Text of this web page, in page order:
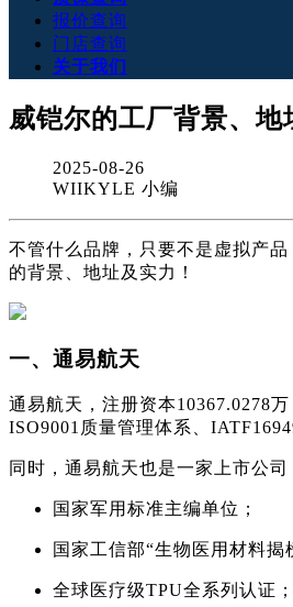
报价查询
门店查询
关于我们
威铠尔的工厂背景、地
2025-08-26
WIIKYLE 小编
不管什么品牌，只要不是虚拟产
的背景、地址及实力！
一、通易航天
通易航天，注册资本10367.0278
ISO9001质量管理体系、
同时，通易航天也是一家上市公
国家军用标准主编单位；
国家工信部“生物医用材料揭
全球医疗级TPU全系列认证；